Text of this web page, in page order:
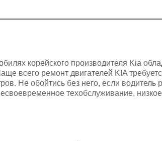
корейского производителя Kia
всего ремонт двигателей KIA
Не обойтись без него, если водитель
техобслуживание,